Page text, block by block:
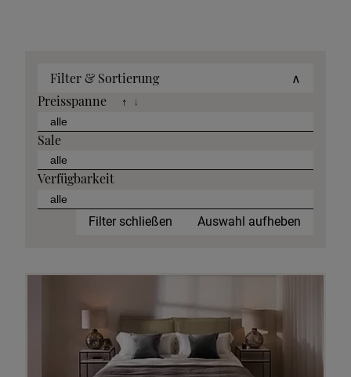
Filter & Sortierung
∧
Preisspanne
↑ ↓
Sale
Verfügbarkeit
Filter schließen Auswahl aufheben